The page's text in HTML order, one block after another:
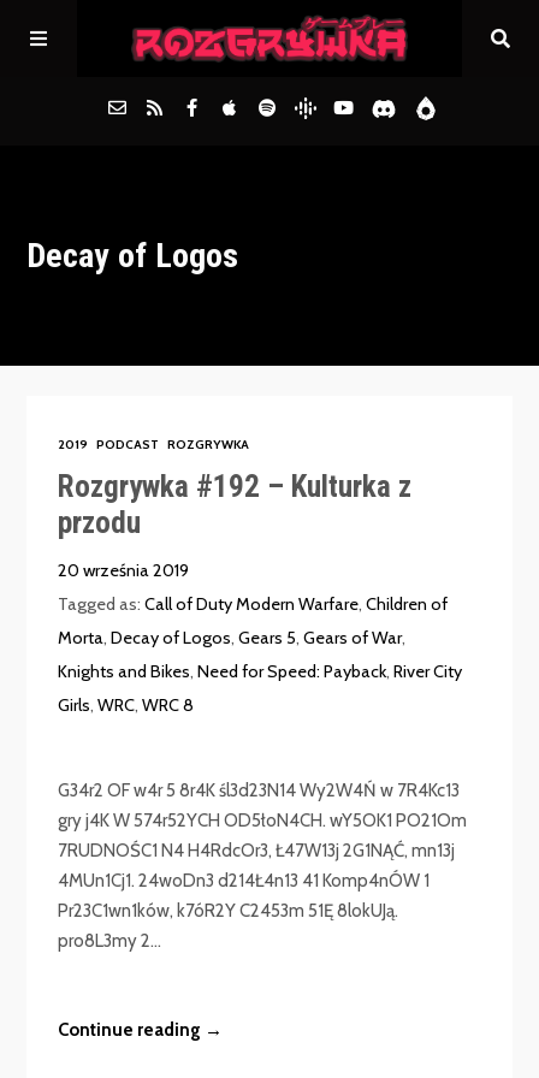
Archiwum
Decay of Logos
2019 PODCAST ROZGRYWKA
Rozgrywka #192 – Kulturka z
przodu
20 września 2019
Tagged as:Call of Duty Modern Warfare,Children of
Morta,Decay of Logos,Gears 5,Gears of War,
Knights and Bikes,Need for Speed: Payback,River City
Girls,WRC,WRC 8
G34r2 OF w4r 5 8r4K śl3d23N14 Wy2W4Ń w 7R4Kc13
gry j4K W 574r52YCH OD5łoN4CH. wY5OK1 PO21Om
7RUDNOŚC1 N4 H4RdcOr3, Ł47W13j 2G1NĄĆ, mn13j
4MUn1Cj1. 24woDn3 d214Ł4n13 41 Komp4nÓW 1
Pr23C1wn1ków, k7óR2Y C2453m 51Ę 8lokUJą.
pro8L3my 2...
Continue reading →